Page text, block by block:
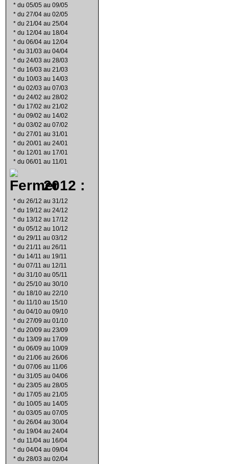
* du 05/05 au 09/05
* du 27/04 au 02/05
* du 21/04 au 25/04
* du 12/04 au 18/04
* du 06/04 au 12/04
* du 31/03 au 04/04
* du 24/03 au 28/03
* du 16/03 au 21/03
* du 10/03 au 14/03
* du 02/03 au 07/03
* du 24/02 au 28/02
* du 17/02 au 21/02
* du 09/02 au 14/02
* du 03/02 au 07/02
* du 27/01 au 31/01
* du 20/01 au 24/01
* du 12/01 au 17/01
* du 06/01 au 11/01
2012 :
* du 26/12 au 31/12
* du 19/12 au 24/12
* du 13/12 au 17/12
* du 05/12 au 10/12
* du 29/11 au 03/12
* du 21/11 au 26/11
* du 14/11 au 19/11
* du 07/11 au 12/11
* du 31/10 au 05/11
* du 25/10 au 30/10
* du 18/10 au 22/10
* du 11/10 au 15/10
* du 04/10 au 09/10
* du 27/09 au 01/10
* du 20/09 au 23/09
* du 13/09 au 17/09
* du 06/09 au 10/09
* du 21/06 au 26/06
* du 07/06 au 11/06
* du 31/05 au 04/06
* du 23/05 au 28/05
* du 17/05 au 21/05
* du 10/05 au 14/05
* du 03/05 au 07/05
* du 26/04 au 30/04
* du 19/04 au 24/04
* du 11/04 au 16/04
* du 04/04 au 09/04
* du 28/03 au 02/04